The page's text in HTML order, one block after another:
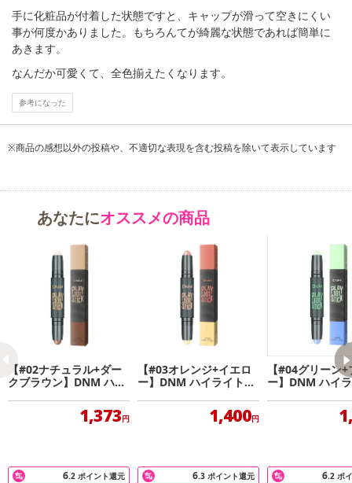
手に化粧品が付着した状態ですと、キャップが滑って空きにくい
事が何度かありました。もちろんてが綺麗な状態であれば簡単に
あきます。
なんだか可愛くて、全色揃えたくなります。
参考になった
※商品の感想以外の投稿や、不適切な表現を含む投稿を除いて表示しています
あなたにオススメの商品
【#02ナチュラル+ダー
クブラウン】DNM ハイ
プレイ101スティング
1,373円
6.2 ポイント還元
【#03オレンジ+イエロ
ー】DNM ハイライト＆
シェーディング プレイ1
1,400円
6.3 ポイント還元
【#04グリーン+
ー】DNM ハイ
6.2 ポ